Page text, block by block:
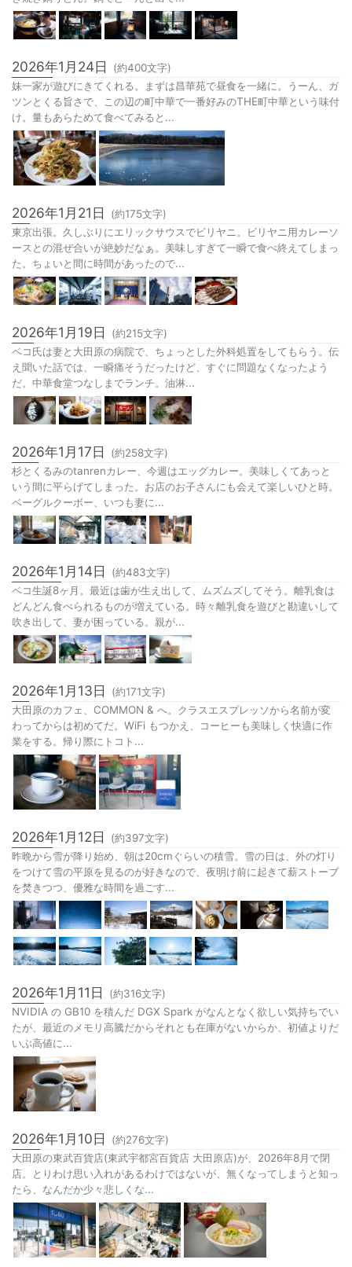
2026年1月24日 (約400文字)
妹一家が遊びにきてくれる。まずは昌華苑で昼食を一緒に。うーん、ガ
ツンとくる旨さで、この辺の町中華で一番好みのTHE町中華という味付
け。量もあらためて食べてみると...
2026年1月21日 (約175文字)
東京出張。久しぶりにエリックサウスでビリヤニ。ビリヤニ用カレーソ
ースとの混ぜ合いが絶妙だなぁ。美味しすぎて一瞬で食べ終えてしまっ
た。ちょいと間に時間があったので...
2026年1月19日 (約215文字)
ベコ氏は妻と大田原の病院で、ちょっとした外科処置をしてもらう。伝
え聞いた話では、一瞬痛そうだったけど、すぐに問題なくなったよう
だ。中華食堂つなしまでランチ。油淋...
2026年1月17日 (約258文字)
杉とくるみのtanrenカレー、今週はエッグカレー。美味しくてあっと
いう間に平らげてしまった。お店のお子さんにも会えて楽しいひと時。
ベーグルクーボー、いつも妻に...
2026年1月14日 (約483文字)
ベコ生誕8ヶ月。最近は歯が生え出して、ムズムズしてそう。離乳食は
どんどん食べられるものが増えている。時々離乳食を遊びと勘違いして
吹き出して、妻が困っている。親が...
2026年1月13日 (約171文字)
大田原のカフェ、COMMON & へ。クラスエスプレッソから名前が変
わってからは初めてだ。WiFi もつかえ、コーヒーも美味しく快適に作
業をする。帰り際にトコト...
2026年1月12日 (約397文字)
昨晩から雪が降り始め、朝は20cmぐらいの積雪。雪の日は、外の灯り
をつけて雪の平原を見るのが好きなので、夜明け前に起きて薪ストーブ
を焚きつつ、優雅な時間を過ごす...
2026年1月11日 (約316文字)
NVIDIA の GB10 を積んだ DGX Spark がなんとなく欲しい気持ちでい
たが、最近のメモリ高騰だからそれとも在庫がないからか、初値よりだ
いぶ高値に...
2026年1月10日 (約276文字)
大田原の東武百貨店(東武宇都宮百貨店 大田原店)が、2026年8月で閉
店。とりわけ思い入れがあるわけではないが、無くなってしまうと知っ
たら、なんだか少々悲しくな...